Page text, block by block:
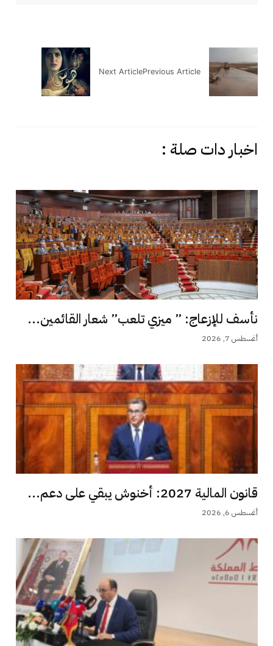
Previous Article
Next Article
اخبار دات صلة :
نأسف للإزعاج: ” ميزي تلعب” شعار القائمين...
أغسطس 7, 2026
قانون المالية 2027: أخنوش يبقي على دعم...
أغسطس 6, 2026